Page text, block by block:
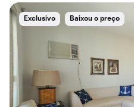
Exclusivo Baixou o preço